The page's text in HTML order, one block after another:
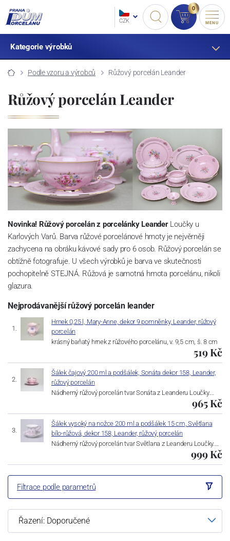
CZK
0
MENU
Kategorie výrobků
Podle vzoru a výrobců Růžový porcelán Leander
Růžový porcelán Leander
Novinka! Růžový porcelán z porcelánky LeanderLoučky u
Karlových Varů. Barva růžové porcelánové hmoty je nejvěrněji
zachycena na obráku kávové sady pro 6 osob. Růžový porcelán se
obtížně fotografuje. U všech výrobků je barva ve skutečnosti
pochopitelně STEJNÁ. Růžová je samotná hmota porcelánu, nikoli
glazura.
Nejprodávanější růžový porcelán leander
Hrnek 0,25 l, Mary-Anne, dekor 9 pomněnky, Leander, růžový
porcelán
krásný baňatý hrnek z růžového porcelánu, v. 9,5 cm, š. 8 cm
519 Kč
Šálek čajový 200 ml a podšálek, Sonáta dekor 158, Leander,
růžový porcelán
Nádherný růžový porcelán tvar Sonáta z Leanderu Loučky.…
965 Kč
Šálek vysoký na nožce 200 ml a podšálek 15 cm, Světlana
bílo-růžová, dekor 158, Leander, růžový porcelán
Nádherný růžový porcelán tvar Světlana z Leanderu Loučky.…
999 Kč
Filtrace podle parametrů